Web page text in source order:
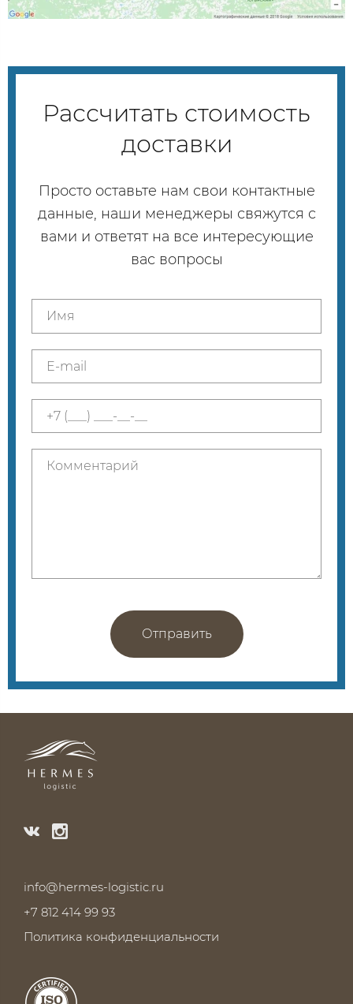
Рассчитать стоимость
доставки
Просто оставьте нам свои контактные
данные, наши менеджеры свяжутся с
вами и ответят на все интересующие
вас вопросы
Отправить
info@hermes-logistic.ru
+7 812 414 99 93
Политика конфиденциальности